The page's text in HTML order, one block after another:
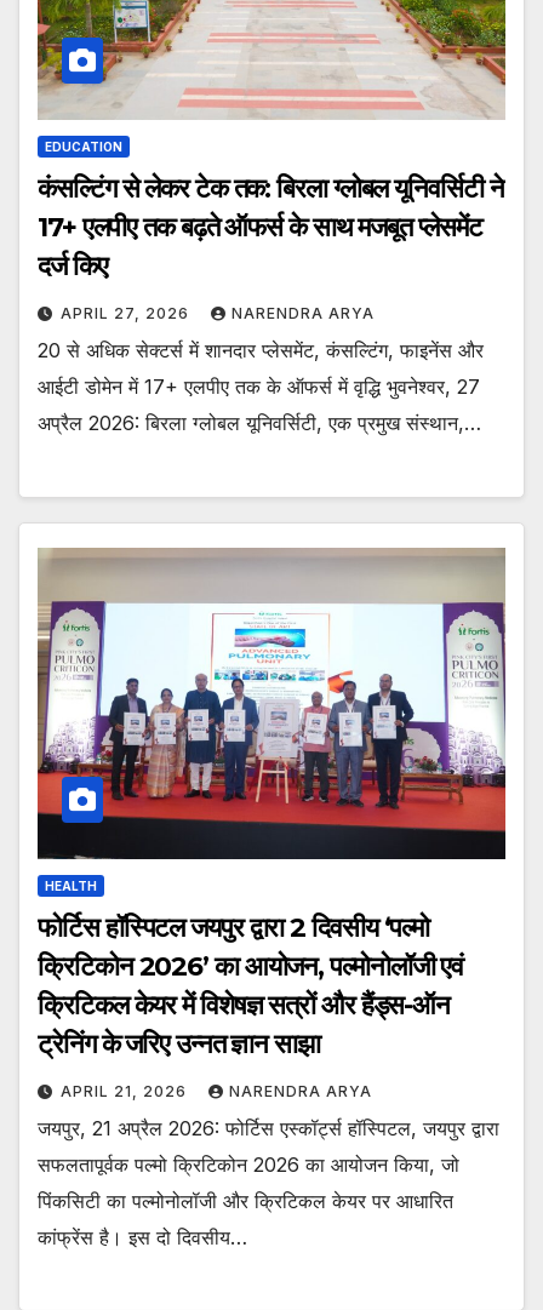
EDUCATION
कंसल्टिंग से लेकर टेक तक: बिरला ग्लोबल यूनिवर्सिटी ने
17+ एलपीए तक बढ़ते ऑफर्स के साथ मजबूत प्लेसमेंट
दर्ज किए
APRIL 27, 2026 NARENDRA ARYA
20 से अधिक सेक्टर्स में शानदार प्लेसमेंट, कंसल्टिंग, फाइनेंस और
आईटी डोमेन में 17+ एलपीए तक के ऑफर्स में वृद्धि भुवनेश्वर, 27
अप्रैल 2026: बिरला ग्लोबल यूनिवर्सिटी, एक प्रमुख संस्थान,…
HEALTH
फोर्टिस हॉस्पिटल जयपुर द्वारा 2 दिवसीय ‘पल्मो
क्रिटिकोन 2026’ का आयोजन, पल्मोनोलॉजी एवं
क्रिटिकल केयर में विशेषज्ञ सत्रों और हैंड्स-ऑन
ट्रेनिंग के जरिए उन्नत ज्ञान साझा
APRIL 21, 2026 NARENDRA ARYA
जयपुर, 21 अप्रैल 2026: फोर्टिस एस्कॉर्ट्स हॉस्पिटल, जयपुर द्वारा
सफलतापूर्वक पल्मो क्रिटिकोन 2026 का आयोजन किया, जो
पिंकसिटी का पल्मोनोलॉजी और क्रिटिकल केयर पर आधारित
कांफ्रेंस है। इस दो दिवसीय…